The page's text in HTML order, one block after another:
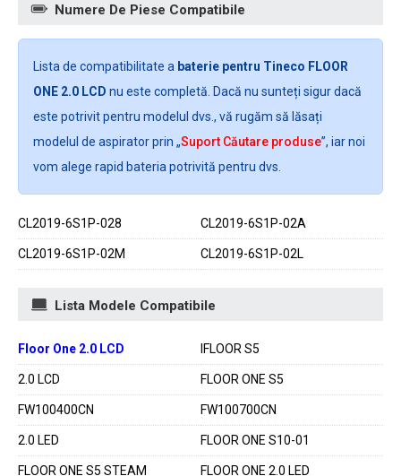
Numere De Piese Compatibile
Lista de compatibilitate a baterie pentru Tineco FLOOR
ONE 2.0 LCD nu este completă. Dacă nu sunteți sigur dacă
este potrivit pentru modelul dvs., vă rugăm să lăsați
modelul de aspirator prin „Suport Căutare produse”, iar noi
vom alege rapid bateria potrivită pentru dvs.
CL2019-6S1P-028 CL2019-6S1P-02A
CL2019-6S1P-02M CL2019-6S1P-02L
Lista Modele Compatibile
Floor One 2.0 LCD IFLOOR S5
2.0 LCD FLOOR ONE S5
FW100400CN FW100700CN
2.0 LED FLOOR ONE S10-01
FLOOR ONE S5 STEAM FLOOR ONE 2.0 LED